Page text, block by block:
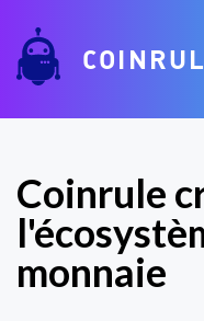
Coinrule
monnaie